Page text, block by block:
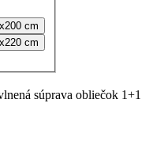
cm
cm
súprava obliečok 1+1